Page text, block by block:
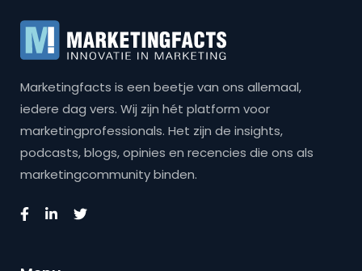
Marketingfacts is een beetje van ons allemaal,
iedere dag vers. Wij zijn hét platform voor
marketingprofessionals. Het zijn de insights,
podcasts, blogs, opinies en recencies die ons als
marketingcommunity binden.